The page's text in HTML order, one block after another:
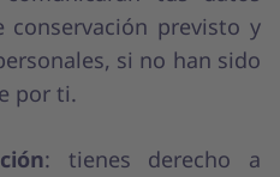
conservación previsto y
si no han sido
por ti.
: tienes derecho a